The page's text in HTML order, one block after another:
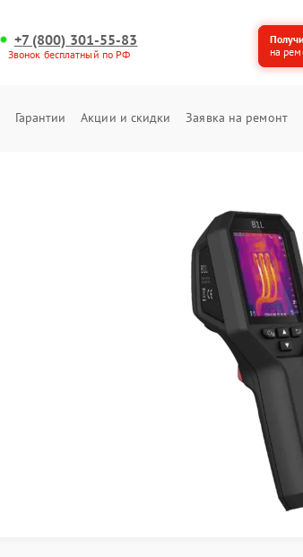
+7 (800) 301-55-83
Звонок бесплатный по РФ
на
Гарантии Акции и скидки Заявка на ремонт